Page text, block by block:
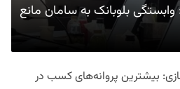
بلوبانک به سامان مانع
بیشترین پروانه‌های کسب در